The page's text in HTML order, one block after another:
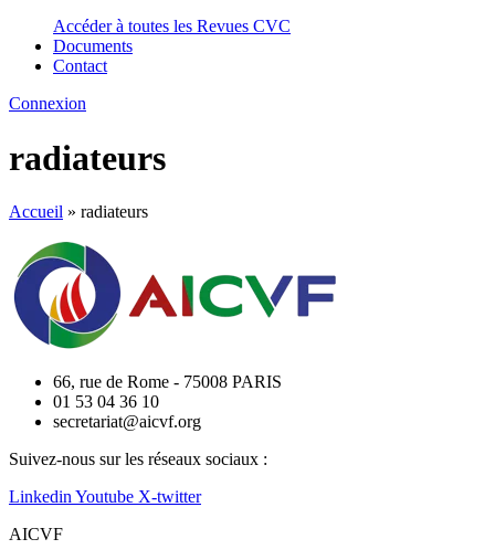
Accéder à toutes les Revues CVC
Documents
Contact
Connexion
radiateurs
Accueil » radiateurs
66, rue de Rome - 75008 PARIS
01 53 04 36 10
secretariat@aicvf.org
Suivez-nous sur les réseaux sociaux :
Linkedin Youtube X-twitter
AICVF